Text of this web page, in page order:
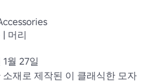
| 머리
1월 27일
소재로 제작된 이 클래식한 모자